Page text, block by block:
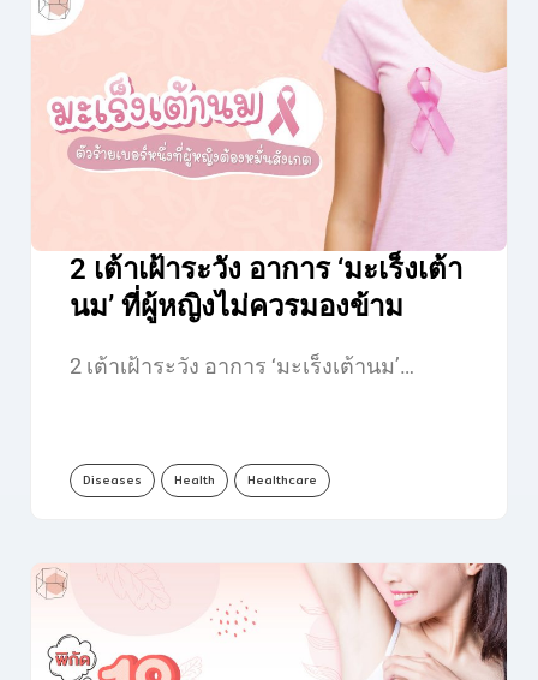
2 เต้าเฝ้าระวัง อาการ ‘มะเร็งเต้า
นม’ ที่ผู้หญิงไม่ควรมองข้าม
2 เต้าเฝ้าระวัง อาการ ‘มะเร็งเต้านม’…
Diseases Health Healthcare